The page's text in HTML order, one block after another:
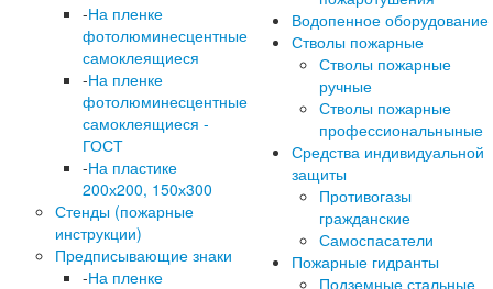
-На пленке
фотолюминесцентные
самоклеящиеся
-На пленке
фотолюминесцентные
самоклеящиеся -
ГОСТ
-На пластике
200х200, 150х300
Стенды (пожарные
инструкции)
Предписывающие знаки
-На пленке
Водопенное оборудование
Стволы пожарные
Стволы пожарные
ручные
Стволы пожарные
профессиональныные
Средства индивидуальной
защиты
Противогазы
гражданские
Самоспасатели
Пожарные гидранты
Подземные стальные